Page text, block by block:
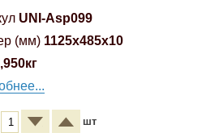
UNI-Asp099
(мм) 1125x485x10
шт